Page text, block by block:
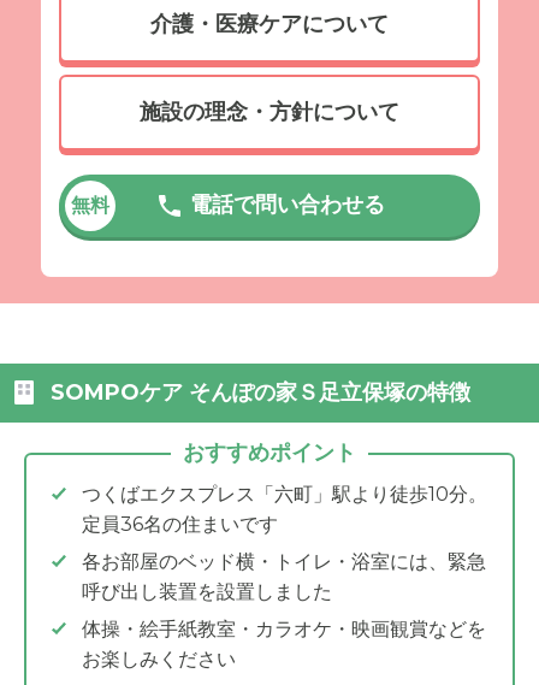
介護・医療ケアについて
施設の理念・方針について
無料 電話で問い合わせる
SOMPOケア そんぽの家Ｓ足立保塚の特徴
おすすめポイント
つくばエクスプレス「六町」駅より徒歩10分。
定員36名の住まいです
各お部屋のベッド横・トイレ・浴室には、緊急
呼び出し装置を設置しました
体操・絵手紙教室・カラオケ・映画観賞などを
お楽しみください